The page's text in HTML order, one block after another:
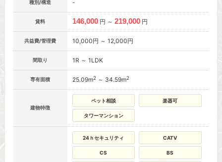
種別/構造 -
賃料 146,000 円 ～ 219,000 円
共益費/管理費 10,000円 ～ 12,000円
間取り 1R ～ 1LDK
専有面積 25.09m2～ 34.59m2
建物特徴
ペット相談 楽器可
タワーマンション
24ｈセキュリティ CATV
CS BS